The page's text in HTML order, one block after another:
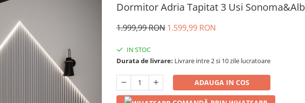
Dormitor Adria Tapitat 3 Usi Sonoma&Alb
1.999,99 RON 1.599,99 RON
IN STOC
Durata de livrare: Livrare intre 2 si 10 zile lucratoare
ADAUGA IN COS